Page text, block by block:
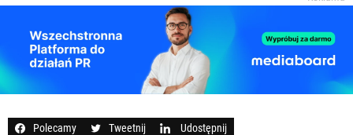
Polecamy Tweetnij
Udostępnij